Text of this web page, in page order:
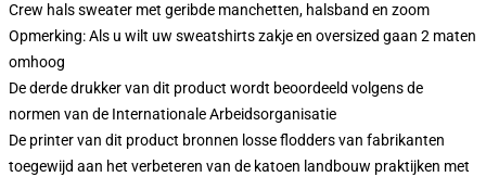
Crew hals sweater met geribde manchetten, halsband en zoom
Opmerking: Als u wilt uw sweatshirts zakje en oversized gaan 2 maten
omhoog
De derde drukker van dit product wordt beoordeeld volgens de
normen van de Internationale Arbeidsorganisatie
De printer van dit product bronnen losse flodders van fabrikanten
toegewijd aan het verbeteren van de katoen landbouw praktijken met